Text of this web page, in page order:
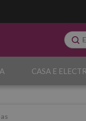
CASA E